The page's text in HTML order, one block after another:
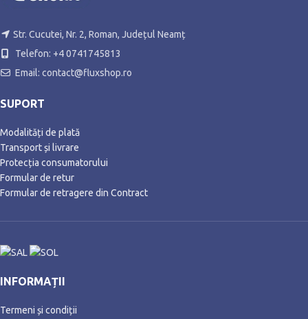
Str. Cucutei, Nr. 2, Roman, Județul Neamț
Telefon: +4 0741745813
Email: contact@fluxshop.ro
SUPORT
Modalități de plată
Transport și livrare
Protecția consumatorului
Formular de retur
Formular de retragere din Contract
INFORMAȚII
Termeni și condiții